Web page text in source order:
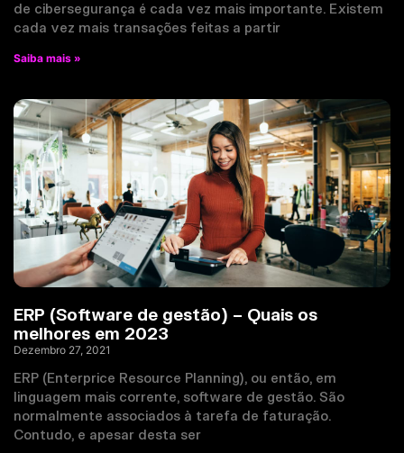
de cibersegurança é cada vez mais importante. Existem
cada vez mais transações feitas a partir
Saiba mais »
ERP (Software de gestão) – Quais os
melhores em 2023
Dezembro 27, 2021
ERP (Enterprice Resource Planning), ou então, em
linguagem mais corrente, software de gestão. São
normalmente associados à tarefa de faturação.
Contudo, e apesar desta ser